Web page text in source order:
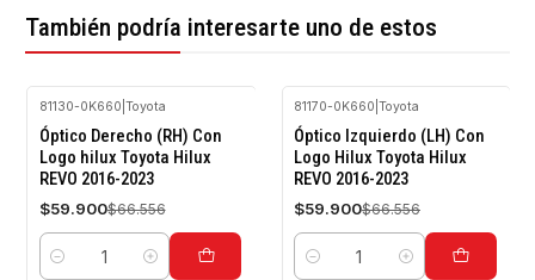
También podría interesarte uno de estos
-10%
OFF
81130-0K660 Toyota
Óptico Derecho (RH) Con
Logo hilux Toyota Hilux
REVO 2016-2023
$59.900$66.556
Cantidad
-10%
OFF
81170-0K660 Toyota
Óptico Izquierdo (LH) Con
Logo Hilux Toyota Hilux
REVO 2016-2023
$59.900$66.556
Cantidad